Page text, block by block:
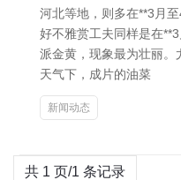
河北等地，则多在**3月
好不雅赏工夫同样是在
派金黄，现象最为壮丽。
天气下，成片的油菜
新闻动态
共 1 页/1 条记录